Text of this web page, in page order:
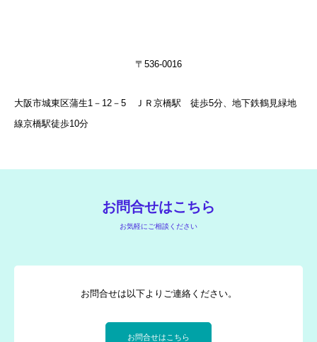
〒536-0016
大阪市城東区蒲生1－12－5 ＪＲ京橋駅 徒歩5分、地下鉄鶴見緑地
線京橋駅徒歩10分
お問合せはこちら
お気軽にご相談ください
お問合せは以下よりご連絡ください。
お問合せはこちら